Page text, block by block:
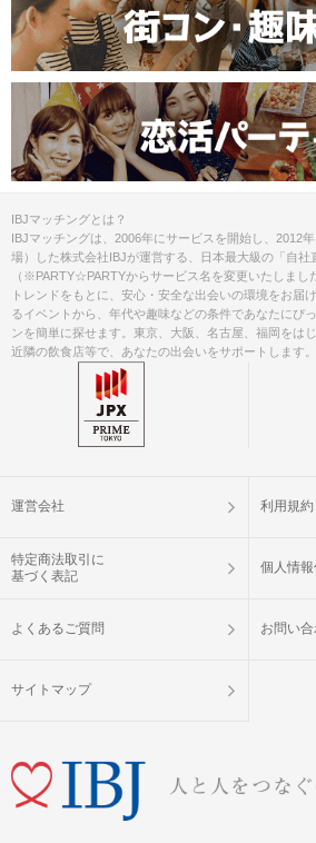
飲み物
服装 清潔感のある服装
◯お人数３対３未
ただきます。
◯受付時にIBJ
参加予定ページに
※事前にアプリに
証のご提出が必
◯メールが届かな
付次第参加枠を確
務局まで必ずご確
◯誤って申し込ま
にご連絡下さい。
振替をさせて頂き
◯参加人数によっ
メール）にてお送
【 霧島国分ラウ
Mail :
きます。着信及び
お願い申し上げま
IBJマッチングとは？
IBJマッチングは、2006年にサービスを開始し、2012
場）した株式会社IBJが運営する、日本最大級の「自社
（※PARTY☆PARTYからサービス名を変更いたしまし
トレンドをもとに、安心・安全な出会いの環境をお届
るイベントから、年代や趣味などの条件であなたにぴ
ンを簡単に探せます。東京、大阪、名古屋、福岡をは
近隣の飲食店等で、あなたの出会いをサポートします。
運営会社 利用規約
特定商法取引に
基づく表記
個人情
よくあるご質問 お問い
サイトマップ